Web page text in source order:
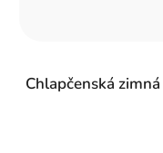
Chlapčenská